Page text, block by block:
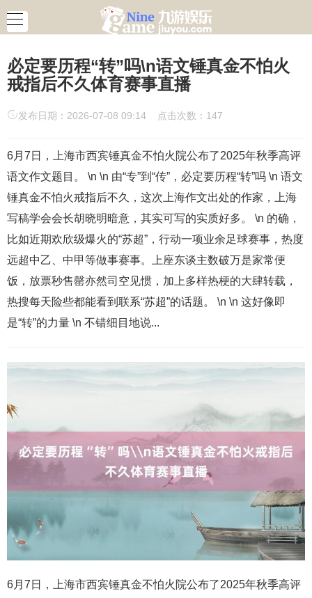
必定要历程“转”吗\n语文锤真金不怕火
戒指后不久体育赛事直播
发布日期：2026-07-08 09:14 点击次数：147
6月7日，上海市西宾锤真金不怕火院公布了2025年秋季高评
语文作文题目。 \n \n 由“专”到“传”，必定要历程“转”吗 \n 语文
锤真金不怕火戒指后不久，这次上海作文出处的作家，上海
写稿学会会长胡晓明暗意，其实可写的实质好多。 \n 的确，
比如近期欢欣级爆火的“苏超”，行动一项业余足球赛事，热度
远超中乙、中甲等做事赛事。上座东谈主数破万是家常便
饭，放票秒售罄亦然司空见惯，加上多样热梗的大肆转载，
热搜每天险些都能看到联系“苏超”的话题。 \n \n 这好像即
是“转”的力量 \n 不错细目地说...
6月7日，上海市西宾锤真金不怕火院公布了2025年秋季高评